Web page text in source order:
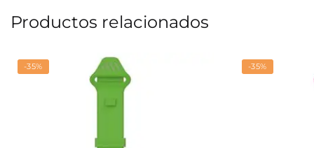
Productos relacionados
-35% -35%